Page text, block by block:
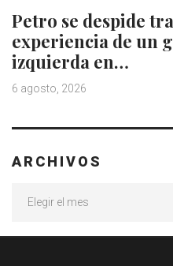
Petro se despide
experiencia de un
izquierda en…
6 agosto, 2026
ARCHIVOS